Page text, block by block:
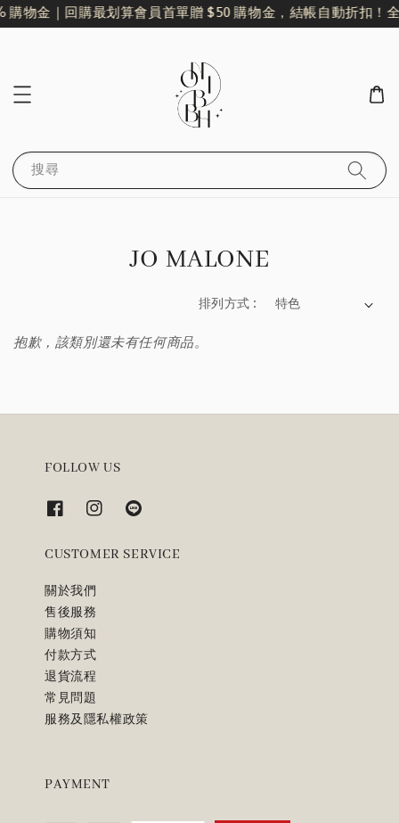
物金｜回購最划算會員首單贈 $50 購物金，結帳自動折扣！
搜尋
JO MALONE
排列方式 :
抱歉，該類別還未有任何商品。
FOLLOW US
CUSTOMER SERVICE
關於我們
售後服務
購物須知
付款方式
退貨流程
常見問題
服務及隱私權政策
PAYMENT